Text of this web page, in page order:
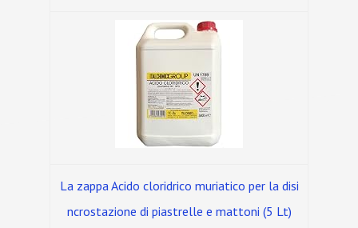
La zappa Acido cloridrico muriatico per la disi
ncrostazione di piastrelle e mattoni (5 Lt)